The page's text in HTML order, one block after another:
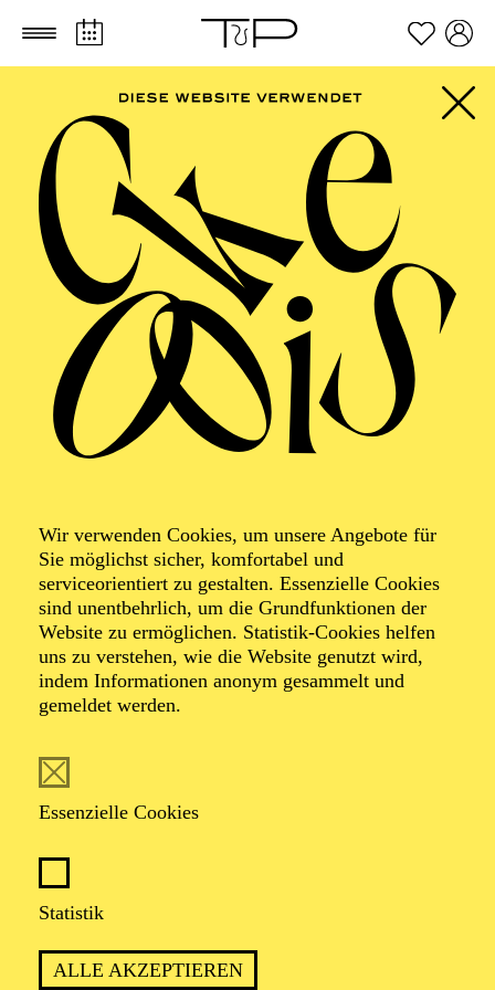
Zum Hauptinhalt springen Zum Footer springen
Wir verwenden Cookies, um unsere Angebote für
Sie möglichst sicher, komfortabel und
serviceorientiert zu gestalten. Essenzielle Cookies
sind unentbehrlich, um die Grundfunktionen der
Website zu ermöglichen. Statistik-Cookies helfen
uns zu verstehen, wie die Website genutzt wird,
indem Informationen anonym gesammelt und
gemeldet werden.
Essenzielle Cookies
Statistik
ALLE AKZEPTIEREN
AALTO
MUSIKTHEATER,
AALTO BALLETT
ESSEN
Ferienabenteuer
Superkräfte
Für Kinder zwischen 6 und 10 Jahren